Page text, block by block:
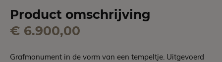
Product omschrijving
€ 6.900,00
Grafmonument in de vorm van een tempeltje. Uitgevoerd